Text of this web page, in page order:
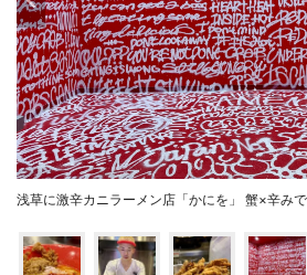
浅草に激辛カニラーメン店「かにを」 蟹×辛み